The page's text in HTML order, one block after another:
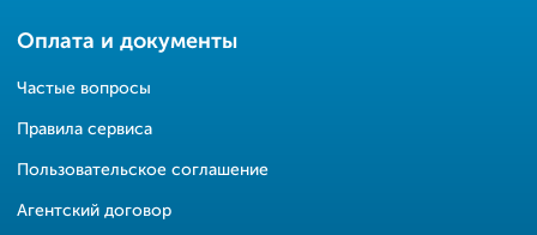
Оплата и документы
Частые вопросы
Правила сервиса
Пользовательское соглашение
Агентский договор